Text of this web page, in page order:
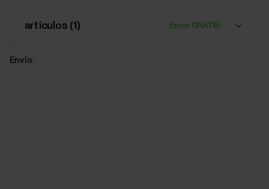
artículos (1 ) Envío GRATIS
Envío: